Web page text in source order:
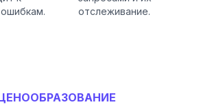
отслеживание.